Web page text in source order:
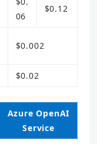
06
$0.12
$0.002
$0.02
Azure OpenAI
Service